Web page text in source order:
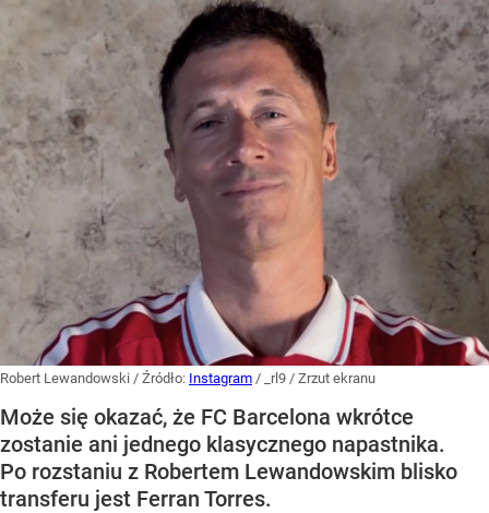
Robert Lewandowski / Źródło: Instagram / _rl9 / Zrzut ekranu
Może się okazać, że FC Barcelona wkrótce
zostanie ani jednego klasycznego napastnika.
Po rozstaniu z Robertem Lewandowskim blisko
transferu jest Ferran Torres.